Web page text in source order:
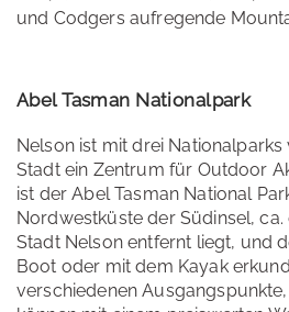
und Codgers aufregende
Abel Tasman Nationalpark
Nelson ist mit drei
Stadt ein Zentrum für Outdoor
ist der Abel Tasman National
Nordwestküste der Südinsel,
Stadt Nelson entfernt liegt, und
Boot oder mit dem Kayak
verschiedenen